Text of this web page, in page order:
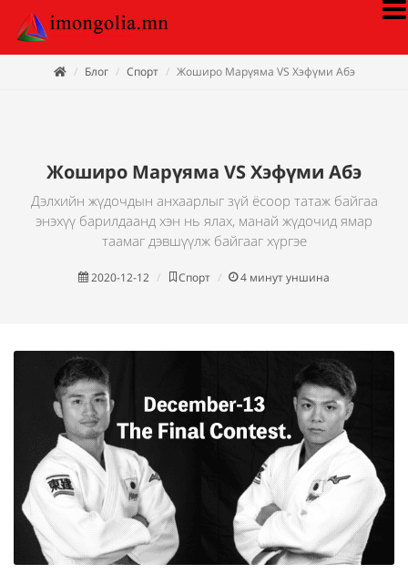
Блог Спорт Жоширо Марүяма VS Хэфүми Абэ
Жоширо Марүяма VS Хэфүми Абэ
Дэлхийн жүдочдын анхаарлыг зүй ёсоор татаж байгаа
энэхүү барилдаанд хэн нь ялах, манай жүдочид ямар
таамаг дэвшүүлж байгааг хүргэе
2020-12-12 Спорт 4 минут уншина